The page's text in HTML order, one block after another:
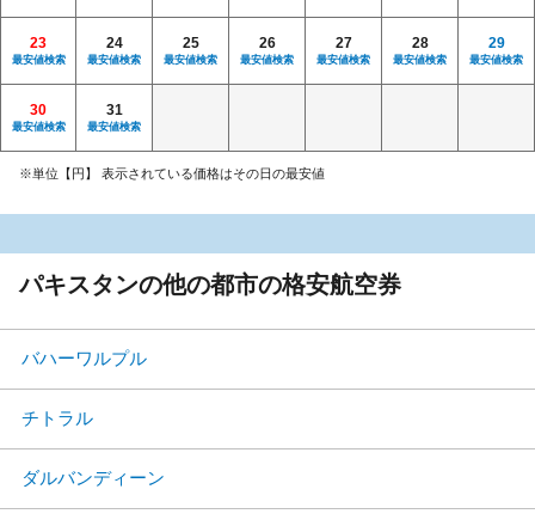
23
最安値検索
24
最安値検索
25
最安値検索
26
最安値検索
27
最安値検索
28
最安値検索
29
最安値検索
30
最安値検索
31
最安値検索
※単位【円】 表示されている価格はその日の最安値
パキスタンの他の都市の格安航空券
バハーワルプル
チトラル
ダルバンディーン